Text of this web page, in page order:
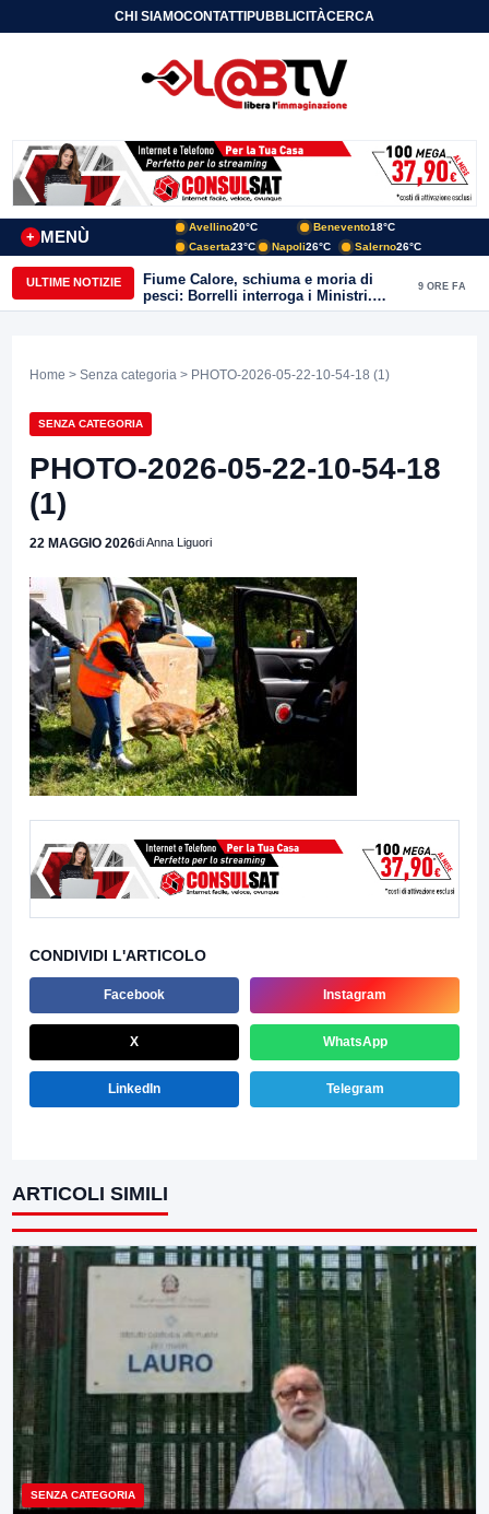
CHI SIAMOCONTATTIPUBBLICITÀCERCA
MENÙ
+
Avellino20°C Benevento18°C
Caserta23°C Napoli26°C Salerno26°C
ULTIME NOTIZIE
Fiume Calore, schiuma e moria di
pesci: Borrelli interroga i Ministri.
“Benevento paga l’assenza del
9 ORE FA
Home > Senza categoria > PHOTO-2026-05-22-10-54-18 (1)
SENZA CATEGORIA
PHOTO-2026-05-22-10-54-18
(1)
22 MAGGIO 2026di Anna Liguori
CONDIVIDI L'ARTICOLO
Facebook Instagram
X WhatsApp
LinkedIn Telegram
ARTICOLI SIMILI
SENZA CATEGORIA